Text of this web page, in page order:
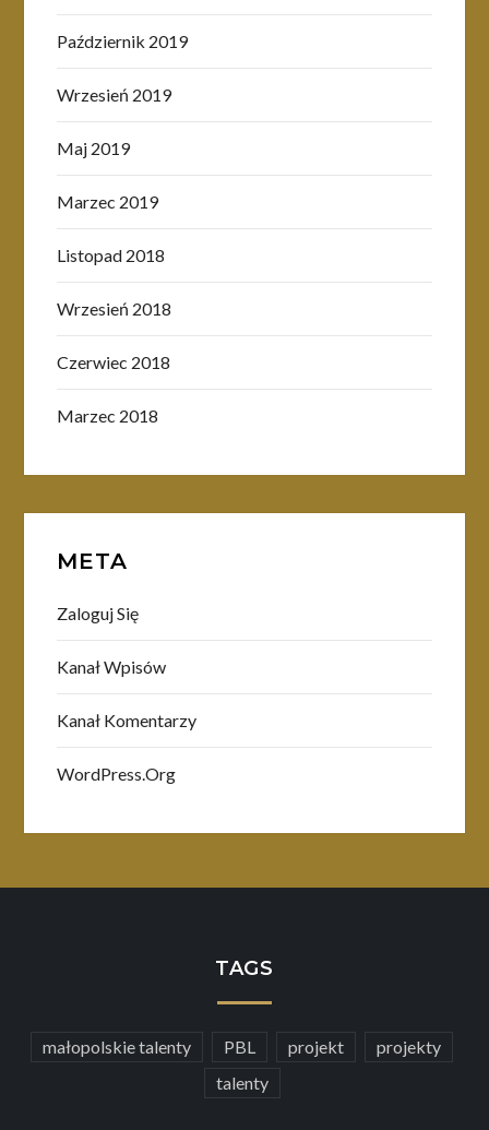
Październik 2019
Wrzesień 2019
Maj 2019
Marzec 2019
Listopad 2018
Wrzesień 2018
Czerwiec 2018
Marzec 2018
META
Zaloguj Się
Kanał Wpisów
Kanał Komentarzy
WordPress.org
TAGS
małopolskie talenty PBL projekt
projekty
talenty